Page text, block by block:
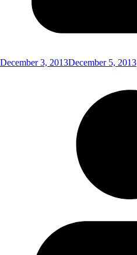
December 3, 2013December 5, 2013